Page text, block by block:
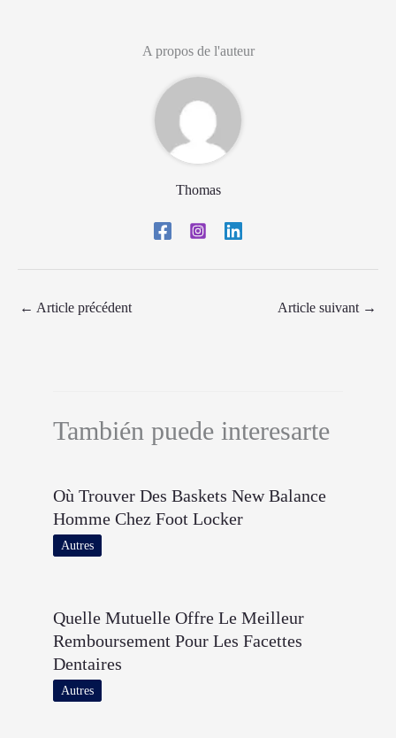
A propos de l'auteur
Thomas
← Article précédent Article suivant →
También puede interesarte
Où Trouver Des Baskets New Balance
Homme Chez Foot Locker
Autres
Quelle Mutuelle Offre Le Meilleur
Remboursement Pour Les Facettes
Dentaires
Autres